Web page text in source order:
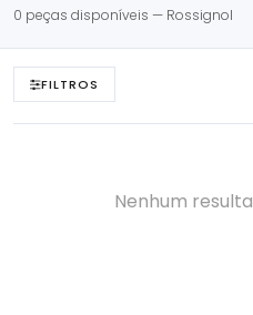
0 peças disponíveis — Rossignol
FILTROS
Nenhum